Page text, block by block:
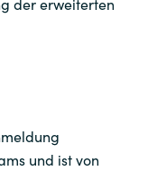
und ist von